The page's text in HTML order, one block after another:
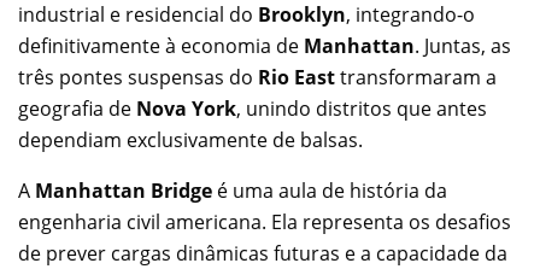
industrial e residencial do Brooklyn, integrando-o
definitivamente à economia de Manhattan. Juntas, as
três pontes suspensas do Rio Easttransformaram a
geografia de Nova York, unindo distritos que antes
dependiam exclusivamente de balsas.
A Manhattan Bridge é uma aula de história da
engenharia civil americana. Ela representa os desafios
de prever cargas dinâmicas futuras e a capacidade da